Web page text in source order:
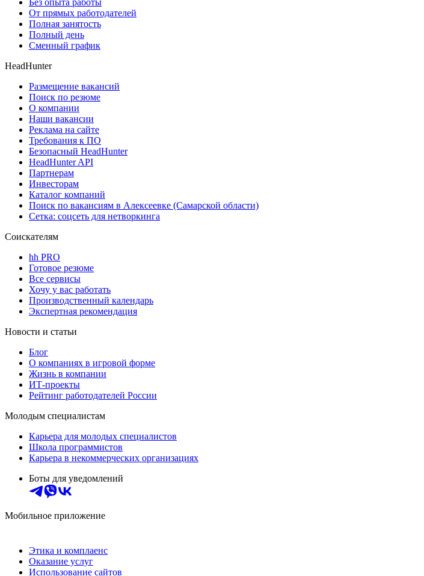
Без опыта работы
От прямых работодателей
Полная занятость
Полный день
Сменный график
HeadHunter
Размещение вакансий
Поиск по резюме
О компании
Наши вакансии
Реклама на сайте
Требования к ПО
Безопасный HeadHunter
HeadHunter API
Партнерам
Инвесторам
Каталог компаний
Поиск по вакансиям в Алексеевке (Самарской области)
Сетка: соцсеть для нетворкинга
Соискателям
hh PRO
Готовое резюме
Все сервисы
Хочу у вас работать
Производственный календарь
Экспертная рекомендация
Новости и статьи
Блог
О компаниях в игровой форме
Жизнь в компании
ИТ-проекты
Рейтинг работодателей России
Молодым специалистам
Карьера для молодых специалистов
Школа программистов
Карьера в некоммерческих организациях
Боты для уведомлений
Мобильное приложение
Этика и комплаенс
Оказание услуг
Использование сайтов